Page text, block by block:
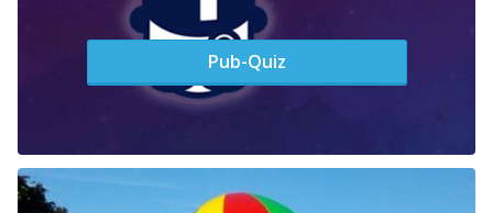
Pub-Quiz